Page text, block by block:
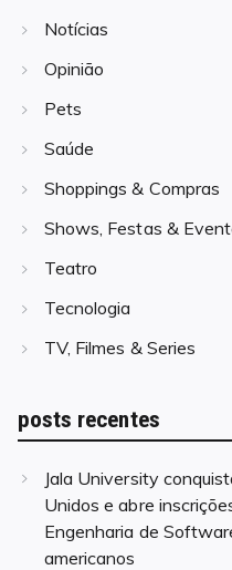
Notícias
Opinião
Pets
Saúde
Shoppings & Compras
Shows, Festas &
Teatro
Tecnologia
TV, Filmes & Series
posts recentes
Jala University
Unidos e abre
Engenharia de
americanos